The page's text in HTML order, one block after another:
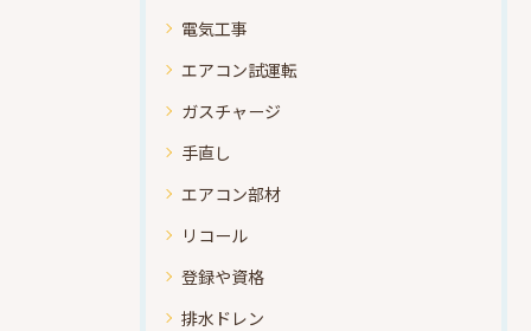
電気工事
エアコン試運転
ガスチャージ
手直し
エアコン部材
リコール
登録や資格
排水ドレン